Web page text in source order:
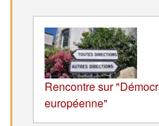
Rencontre sur
européenne"